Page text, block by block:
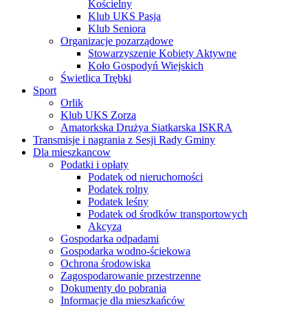
Kościelny
Klub UKS Pasja
Klub Seniora
Organizacje pozarządowe
Stowarzyszenie Kobiety Aktywne
Koło Gospodyń Wiejskich
Świetlica Trębki
Sport
Orlik
Klub UKS Zorza
Amatorkska Drużya Siatkarska ISKRA
Transmisje i nagrania z Sesji Rady Gminy
Dla mieszkancow
Podatki i opłaty
Podatek od nieruchomości
Podatek rolny
Podatek leśny
Podatek od środków transportowych
Akcyza
Gospodarka odpadami
Gospodarka wodno-ściekowa
Ochrona środowiska
Zagospodarowanie przestrzenne
Dokumenty do pobrania
Informacje dla mieszkańców